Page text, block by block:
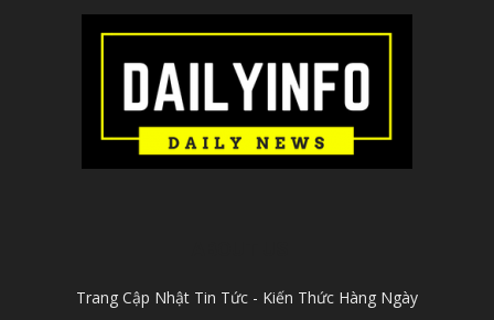
Trang Cập Nhật Tin Tức - Kiến Thức Hàng Ngày